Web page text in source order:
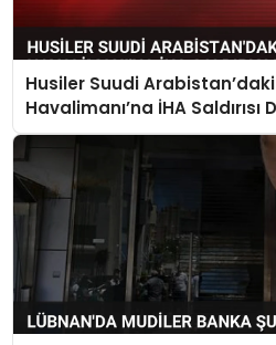
Husiler Suudi
Havalimanı’na İHA Saldırısı